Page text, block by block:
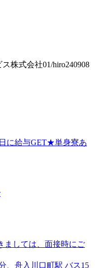
株式会社01/hiro240908
に給与GET★単身寮あ
ましては、面接時にご
、舟入川口町駅 バス15